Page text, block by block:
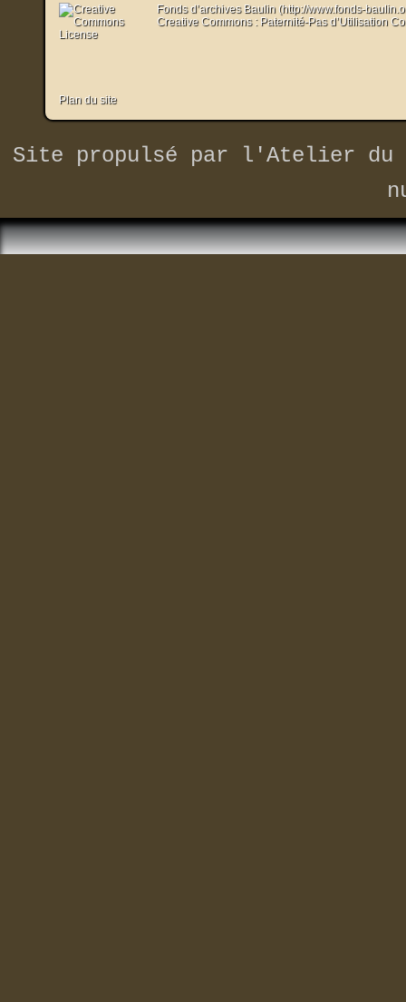
Fonds d’archives Baulin (http://www.fonds-
Creative Commons : Paternité-Pas d’Utilisation
Plan du site
Site propulsé par
l'Atelier du